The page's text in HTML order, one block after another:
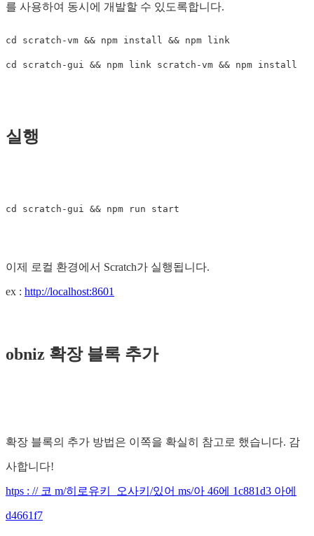
를 사용하여 동시에 개발할 수 있도록합니다.
cd scratch-vm && npm install && npm link
실행
이제 로컬 환경에서 Scratch가 실행됩니다.
ex : http://localhost:8601
obniz 확장 블록 추가
확장 블록의 추가 방법은 이쪽을 확실히 참고로 했습니다. 감
사합니다!
htps : // 코 m/히로유키_오사키/있어 ms/아 46에 1c881d3 아에
d4661f7